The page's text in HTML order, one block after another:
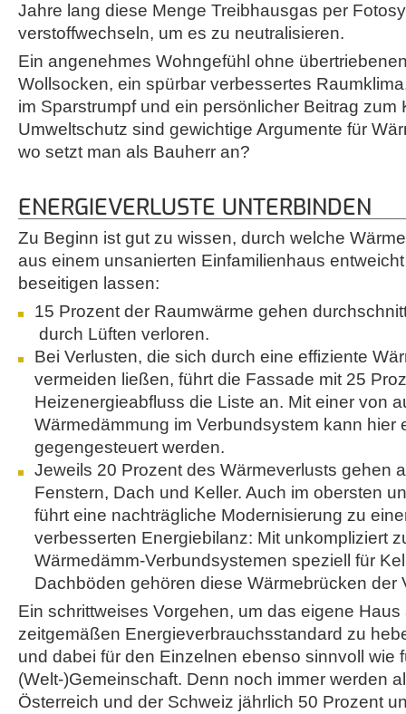
Jahre lang diese Menge Treibhausgas per
verstoffwechseln, um es zu neutralisieren.
Ein angenehmes Wohngefühl ohne
Wollsocken, ein spürbar verbessertes
im Sparstrumpf und ein persönlicher Beitrag zum
Umweltschutz sind gewichtige Argumente für
wo setzt man als Bauherr an?
ENERGIEVERLUSTE UNTERBINDEN
Zu Beginn ist gut zu wissen, durch welche
aus einem unsanierten Einfamilienhaus
beseitigen lassen:
15 Prozent der Raumwärme gehen
durch Lüften verloren.
Bei Verlusten, die sich durch eine effiziente
vermeiden ließen, führt die Fassade mit 25
Heizenergieabfluss die Liste an. Mit einer von
Wärmedämmung im Verbundsystem kann hier
gegengesteuert werden.
Jeweils 20 Prozent des Wärmeverlusts gehen
Fenstern, Dach und Keller. Auch im obersten
führt eine nachträgliche Modernisierung zu
verbesserten Energiebilanz: Mit unkompliziert
Wärmedämm-Verbundsystemen speziell für
Dachböden gehören diese Wärmebrücken der
Ein schrittweises Vorgehen, um das eigene Haus
zeitgemäßen Energieverbrauchsstandard zu
und dabei für den Einzelnen ebenso sinnvoll wie
(Welt-)Gemeinschaft. Denn noch immer werden
Österreich und der Schweiz jährlich 50 Prozent